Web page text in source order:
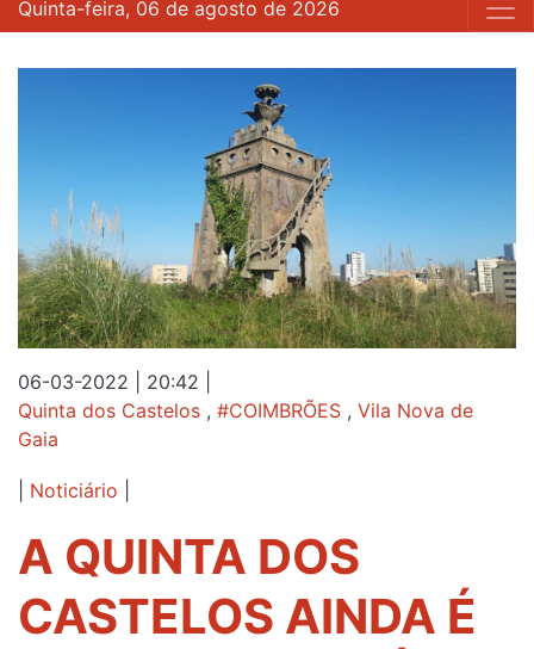
Quinta-feira, 06 de agosto de 2026
06-03-2022 | 20:42
Quinta dos Castelos , #COIMBRÕES , Vila Nova de
Gaia
Noticiário
A QUINTA DOS
CASTELOS AINDA É